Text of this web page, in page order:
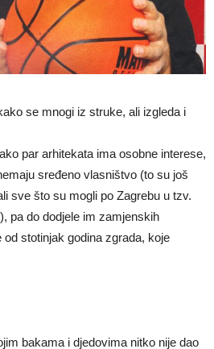
se mnogi iz struke, ali izgleda i
par arhitekata ima osobne interese,
sređeno vlasništvo (to su još
sve što su mogli po Zagrebu u tzv.
pa do dodjele im zamjenskih
stotinjak godina zgrada, koje
bakama i djedovima nitko nije dao